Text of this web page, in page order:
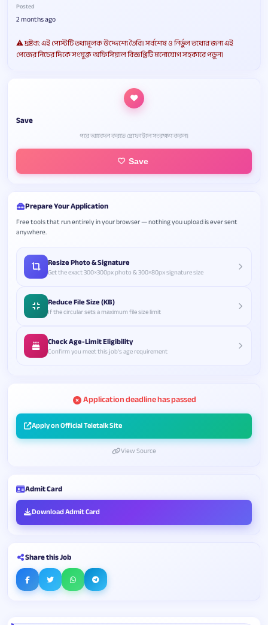
Posted
2 months ago
⚠️ দ্রষ্টব্য: এই পোস্টটি তথ্যমূলক উদ্দেশ্যে তৈরি। সর্বশেষ ও নির্ভুল তথ্যের জন্য এই
পেজের নিচের দিকে সংযুক্ত অফিসিয়াল বিজ্ঞপ্তিটি মনোযোগ সহকারে পড়ুন।
Save
পরে আবেদন করতে প্রোফাইলে সংরক্ষণ করুন।
Save
Prepare Your Application
Free tools that run entirely in your browser — nothing you upload is ever sent
anywhere.
Resize Photo & Signature
Get the exact 300×300px photo & 300×80px signature size
Reduce File Size (KB)
If the circular sets a maximum file size limit
Check Age-Limit Eligibility
Confirm you meet this job's age requirement
Application deadline has passed
Apply on Official Teletalk Site
View Source
Admit Card
Download Admit Card
Share this Job